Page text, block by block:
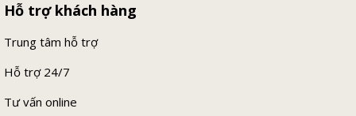
Hỗ trợ khách hàng
Trung tâm hỗ trợ
Hỗ trợ 24/7
Tư vấn online